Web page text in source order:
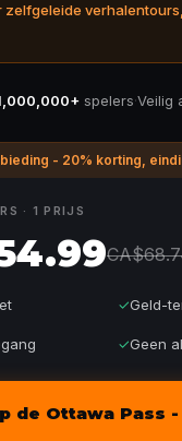
zelfgeleide
spelers·Veilig
- 20% korting,
· 1 PRIJS
✓Geld-
✓Geen
de Ottawa Pass -